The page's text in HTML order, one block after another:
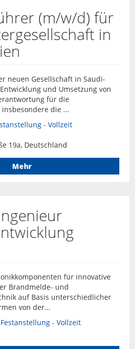
(m/w/d) für
in
neuen Gesellschaft in Saudi-
und Umsetzung von
für die
die ...
- Vollzeit
19a, Deutschland
Mehr
für innovative
Brandmelde- und
auf Basis unterschiedlicher
von der...
- Vollzeit